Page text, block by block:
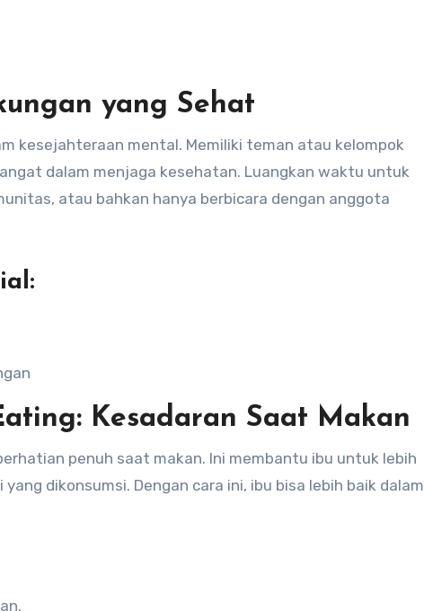
yang Sehat
kesejahteraan mental. Memiliki teman atau kelompok
dalam menjaga kesehatan. Luangkan waktu untuk
atau bahkan hanya berbicara dengan anggota
Kesadaran Saat Makan
penuh saat makan. Ini membantu ibu untuk lebih
dikonsumsi. Dengan cara ini, ibu bisa lebih baik dalam